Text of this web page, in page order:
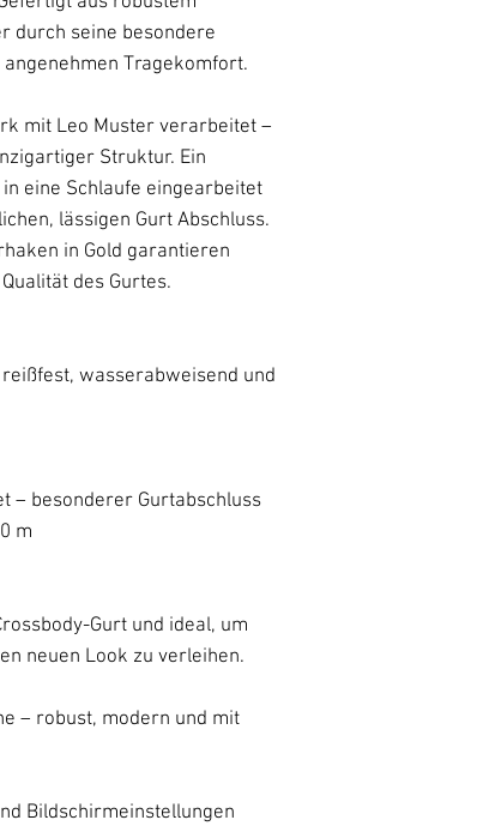
durch seine besondere
Tragekomfort.
mit Leo Muster verarbeitet –
Struktur. Ein
eine Schlaufe eingearbeitet
lässigen Gurt Abschluss.
in Gold garantieren
des Gurtes.
wasserabweisend und
besonderer Gurtabschluss
m
Gurt und ideal, um
neuen Look zu verleihen.
– robust, modern und mit
Bildschirmeinstellungen